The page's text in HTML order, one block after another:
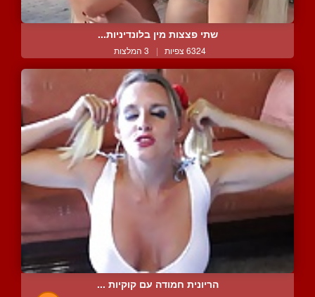
שתי פצצות מין בלונדיניות...
6324 צפיות | 3 המלצות
הריונית חמודה עם קוקיות ...